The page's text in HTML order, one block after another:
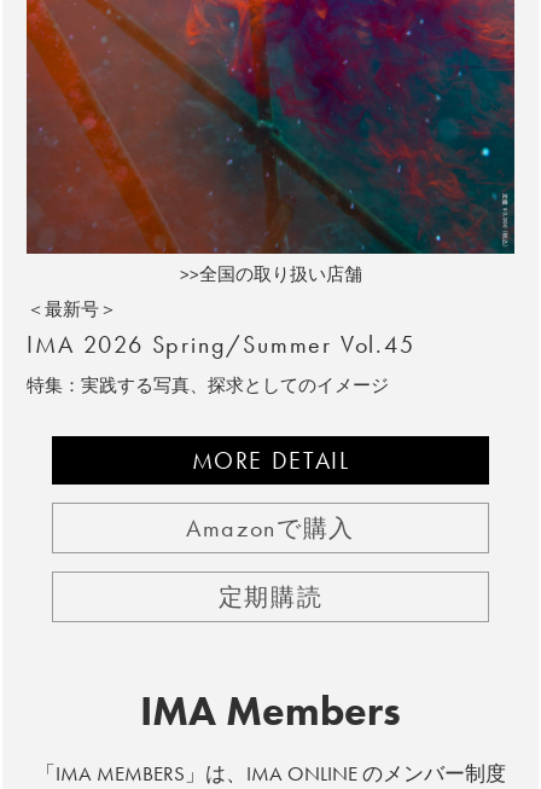
>>全国の取り扱い店舗
＜最新号＞
IMA 2026 Spring/Summer Vol.45
特集：実践する写真、探求としてのイメージ
MORE DETAIL
Amazonで購入
定期購読
IMA Members
「IMA MEMBERS」は、IMA ONLINE のメンバー制度